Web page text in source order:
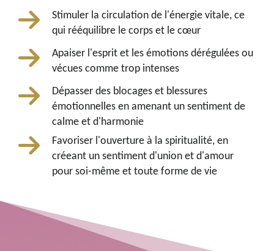
Stimuler la circulation de l'énergie vitale, ce
qui rééquilibre le corps et le cœur
Apaiser l'esprit et les émotions dérégulées ou
vécues comme trop intenses
Dépasser des blocages et blessures
émotionnelles en amenant un sentiment de
calme et d'harmonie
Favoriser l'ouverture à la spiritualité, en
créeant un sentiment d'union et d'amour
pour soi-même et toute forme de vie